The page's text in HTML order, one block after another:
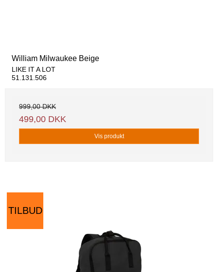
William Milwaukee Beige
LIKE IT A LOT
51.131.506
999,00 DKK
499,00 DKK
Vis produkt
TILBUD